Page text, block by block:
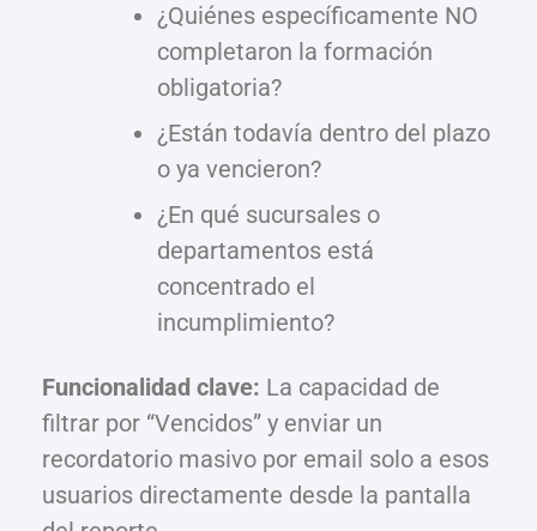
¿Quiénes específicamente NO
completaron la formación
obligatoria?
¿Están todavía dentro del plazo
o ya vencieron?
¿En qué sucursales o
departamentos está
concentrado el
incumplimiento?
Funcionalidad clave: La capacidad de
filtrar por “Vencidos” y enviar un
recordatorio masivo por email solo a esos
usuarios directamente desde la pantalla